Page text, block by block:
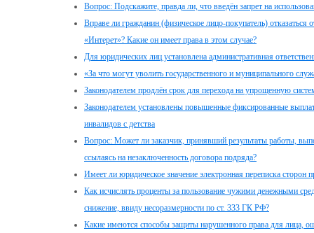
Вопрос: Подскажите, правда ли, что введён запрет на
Вправе ли гражданин (физическое лицо-покупатель) отказаться
«Интерет»? Какие он имеет права в этом случае?
Для юридических лиц установлена административная
«За что могут уволить государственного и муниципального
Законодателем продлён срок для перехода на упрощенную
Законодателем установлены повышенные фиксированные
инвалидов с детства
Вопрос: Может ли заказчик, принявший результаты работы,
ссылаясь на незаключенность договора подряда?
Имеет ли юридическое значение электронная переписка
Как исчислять проценты за пользование чужими денежными
снижение, ввиду несоразмерности по ст. 333 ГК РФ?
Какие имеются способы защиты нарушенного права для лица,